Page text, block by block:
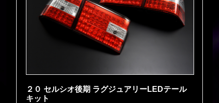
２０ セルシオ後期 ラグジュアリーLEDテール
キット